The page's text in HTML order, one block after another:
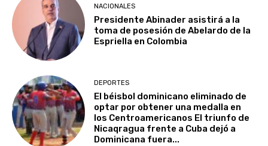
NACIONALES
Presidente Abinader asistirá a la
toma de posesión de Abelardo de la
Espriella en Colombia
DEPORTES
El béisbol dominicano eliminado de
optar por obtener una medalla en
los Centroamericanos El triunfo de
Nicaqragua frente a Cuba dejó a
Dominicana fuera...